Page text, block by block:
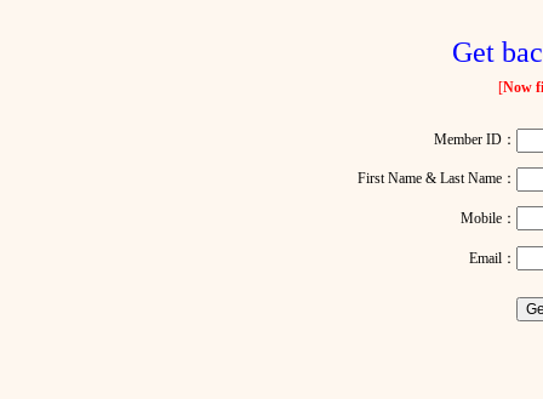
Get
[Now
Member ID：
First Name & Last Name：
Mobile：
Email：